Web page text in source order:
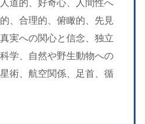
道的、好奇心、人間性へ
、合理的、俯瞰的、先見
実への関心と信念、独立
学、自然や野生動物への
術、航空関係、足首、循